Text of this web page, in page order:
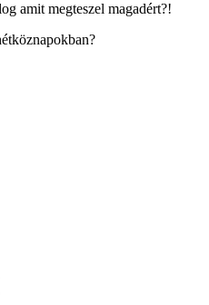
amit megteszel magadért?!